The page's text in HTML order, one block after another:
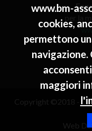
per la
Copyright ©2018 -
Web
www.bm-
cookies,
permettono
maggiori